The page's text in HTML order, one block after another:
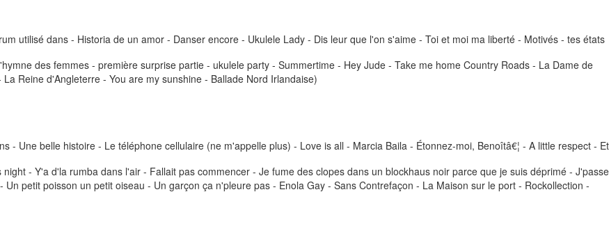
utilisé dans - Historia de un amor - Danser encore - Ukulele Lady - Dis leur que l'on s'aime - Toi et moi ma liberté - Motivés - tes états
des femmes - première surprise partie - ukulele party - Summertime - Hey Jude - Take me home Country Roads - La Dame de
Reine d'Angleterre - You are my sunshine - Ballade Nord Irlandaise)
- Une belle histoire - Le téléphone cellulaire (ne m'appelle plus) - Love is all - Marcia Baila - Étonnez-moi, Benoîtâ€¦ - A little respect - Et
- Y'a d'la rumba dans l'air - Fallait pas commencer - Je fume des clopes dans un blockhaus noir parce que je suis déprimé - J'passe
petit poisson un petit oiseau - Un garçon ça n'pleure pas - Enola Gay - Sans Contrefaçon - La Maison sur le port - Rockollection -